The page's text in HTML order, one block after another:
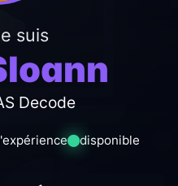
suis
Decode
disponible